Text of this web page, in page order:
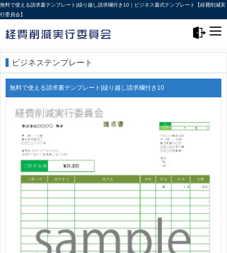
無料で使える請求書テンプレート|繰り越し請求欄付き10｜ビジネス書式テンプレート【経費削減実
行委員会】
ビジネステンプレート
無料で使える請求書テンプレート|繰り越し請求欄付き10